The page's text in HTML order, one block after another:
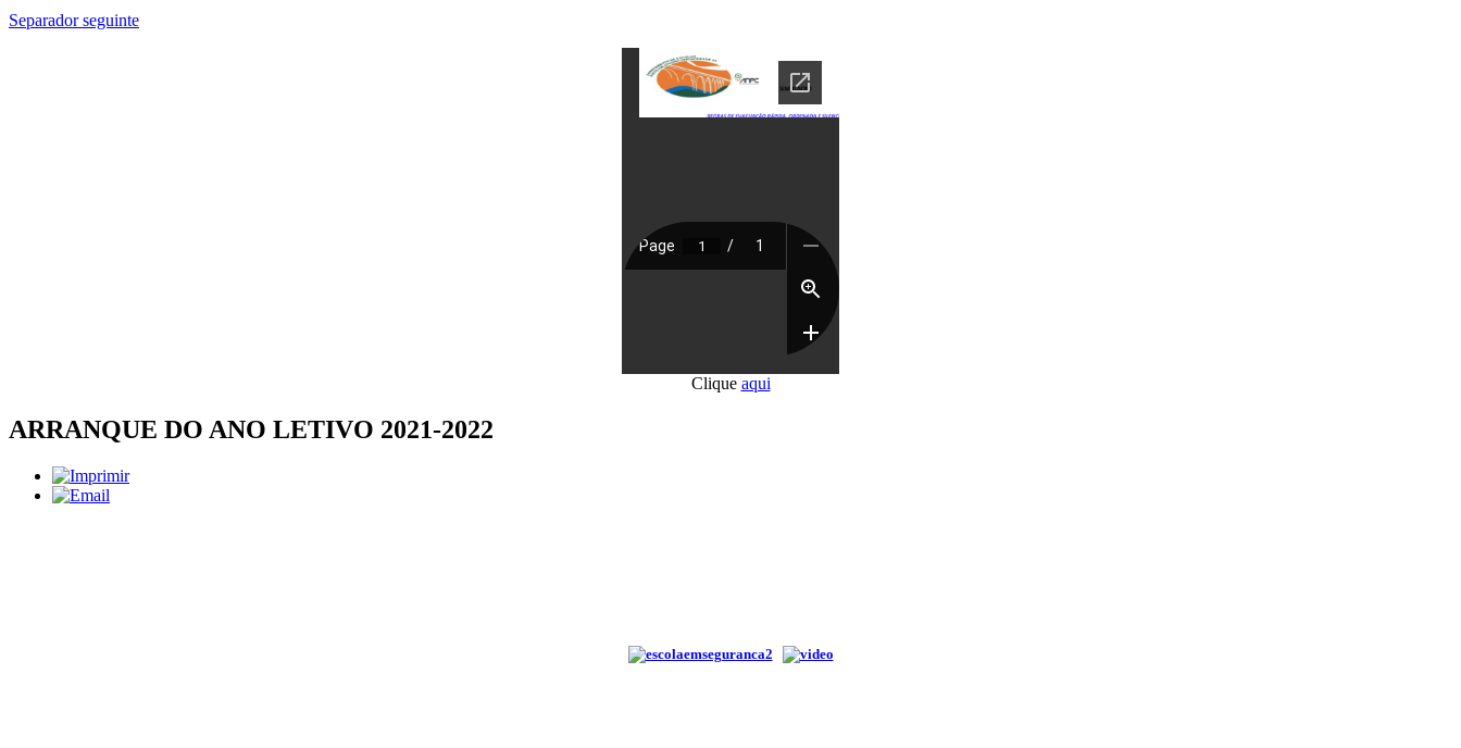
Separador seguinte
Clique aqui
ARRANQUE DO ANO LETIVO 2021-2022